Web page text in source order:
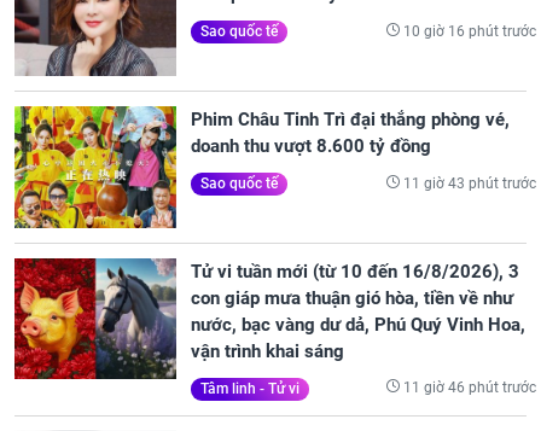
Sao quốc tế 10 giờ 16 phút trước
Phim Châu Tinh Trì đại thắng phòng vé,
doanh thu vượt 8.600 tỷ đồng
Sao quốc tế 11 giờ 43 phút trước
Tử vi tuần mới (từ 10 đến 16/8/2026), 3
con giáp mưa thuận gió hòa, tiền về như
nước, bạc vàng dư dả, Phú Quý Vinh Hoa,
vận trình khai sáng
Tâm linh - Tử vi 11 giờ 46 phút trước